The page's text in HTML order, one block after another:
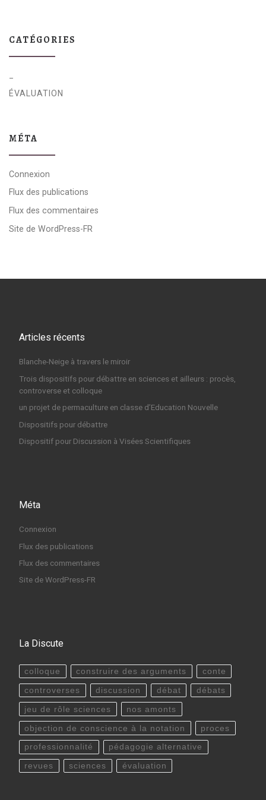
CATÉGORIES
ÉVALUATION
MÉTA
Connexion
Flux des publications
Flux des commentaires
Site de WordPress-FR
Articles récents
Blanche-Neige à travers le miroir
Trois dispositifs pour débattre en sciences et ailleurs : procès,
controverse et colloque
un projet de permaculture en classe d’Education Nouvelle
Dispositifs pour débattre
Dispositif pour Discussion à Visées Scientifiques
Méta
Connexion
Flux des publications
Flux des commentaires
Site de WordPress-FR
La Discute
colloque construire des arguments conte
controverses discussion débat débats
jeu de rôle sciences nos amonts
objection de conscience à la notation proces
professionnalité pédagogie alternative
revues sciences évaluation